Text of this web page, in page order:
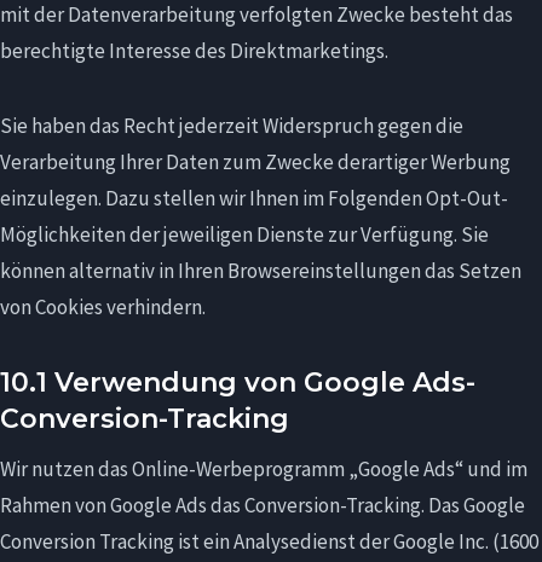
mit der Datenverarbeitung verfolgten Zwecke besteht das
berechtigte Interesse des Direktmarketings.
Sie haben das Recht jederzeit Widerspruch gegen die
Verarbeitung Ihrer Daten zum Zwecke derartiger Werbung
einzulegen. Dazu stellen wir Ihnen im Folgenden Opt-Out-
Möglichkeiten der jeweiligen Dienste zur Verfügung. Sie
können alternativ in Ihren Browsereinstellungen das Setzen
von Cookies verhindern.
10.1 Verwendung von Google Ads-
Conversion-Tracking
Wir nutzen das Online-Werbeprogramm „Google Ads“ und im
Rahmen von Google Ads das Conversion-Tracking. Das Google
Conversion Tracking ist ein Analysedienst der Google Inc. (1600